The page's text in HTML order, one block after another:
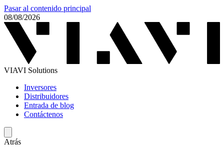
Pasar al contenido principal
08/08/2026
VIAVI Solutions
Inversores
Distribuidores
Entrada de blog
Contáctenos
Atrás